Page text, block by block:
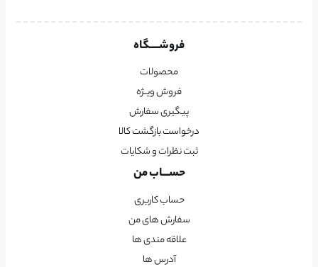
فروشــــگاه
محصولات
فروش ویــژه
پیگیری سفارش
درخواست بازگشت کالا
ثبت نظرات و شکایات
حســـاب من
حساب کاربری
سفارش های من
علاقه مندی ها
آدرس ها